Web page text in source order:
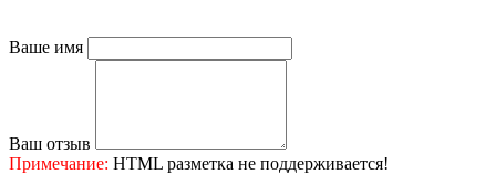
Ваше имя
Ваш отзыв
Примечание: HTML разметка не поддерживается!